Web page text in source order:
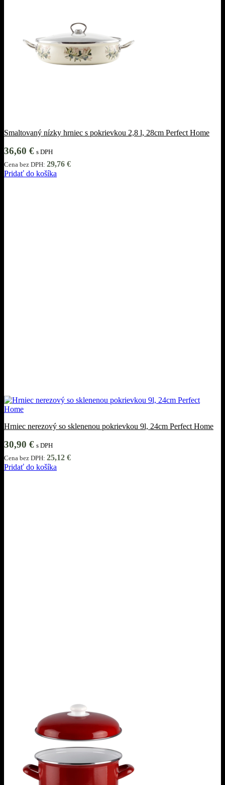
Smaltovaný nízky hrniec s pokrievkou 2,8 l, 28cm Perfect Home
36,60 € s DPH
Cena bez DPH: 29,76 €
Pridať do košíka
Hrniec nerezový so sklenenou pokrievkou 9l, 24cm Perfect Home
30,90 € s DPH
Cena bez DPH: 25,12 €
Pridať do košíka